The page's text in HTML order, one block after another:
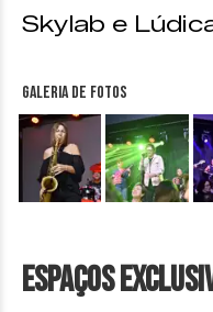
Skylab e
Galeria de fotos
&nbsp; &nbsp;
Espaços